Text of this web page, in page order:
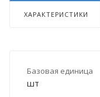
ХАРАКТЕРИСТИКИ
Базовая единица
шт